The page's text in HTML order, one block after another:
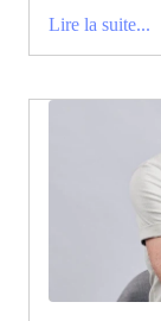
Lire la suite...